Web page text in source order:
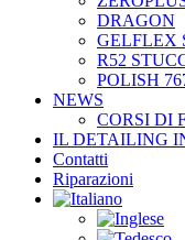
DRAGON
GELFLEX
R52
POLISH
NEWS
CORSI DI
IL DETAILING
Contatti
Riparazioni